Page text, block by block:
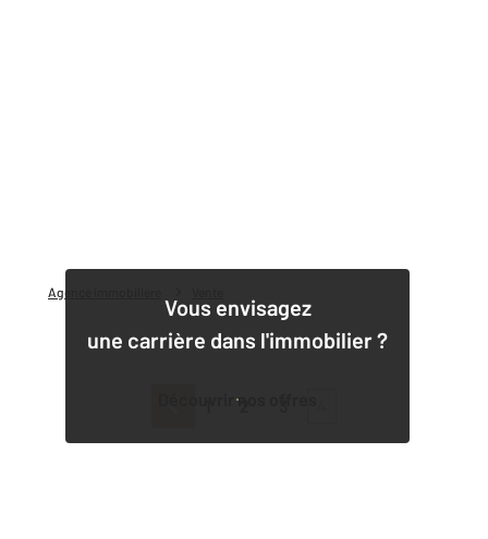
Agence immobilière
Vous envisagez
une carrière dans l'immobilier ?
Découvrir nos offres